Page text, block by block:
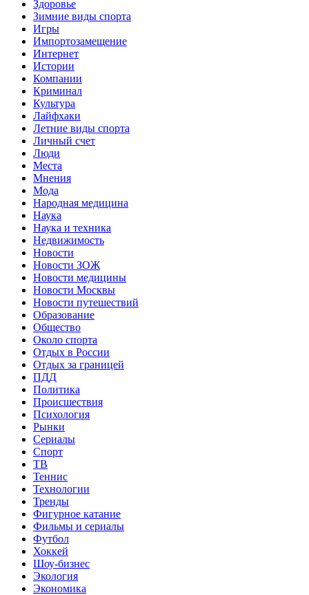
Здоровье
Зимние виды спорта
Игры
Импортозамещение
Интернет
Истории
Компании
Криминал
Культура
Лайфхаки
Летние виды спорта
Личный счет
Люди
Места
Мнения
Мода
Народная медицина
Наука
Наука и техника
Недвижимость
Новости
Новости ЗОЖ
Новости медицины
Новости Москвы
Новости путешествий
Образование
Общество
Около спорта
Отдых в России
Отдых за границей
ПДД
Политика
Происшествия
Психология
Рынки
Сериалы
Спорт
ТВ
Теннис
Технологии
Тренды
Фигурное катание
Фильмы и сериалы
Футбол
Хоккей
Шоу-бизнес
Экология
Экономика